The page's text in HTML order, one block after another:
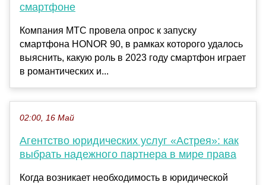
смартфоне
Компания МТС провела опрос к запуску
смартфона HONOR 90, в рамках которого удалось
выяснить, какую роль в 2023 году смартфон играет
в романтических и...
02:00, 16 Май
Агентство юридических услуг «Астрея»: как
выбрать надежного партнера в мире права
Когда возникает необходимость в юридической